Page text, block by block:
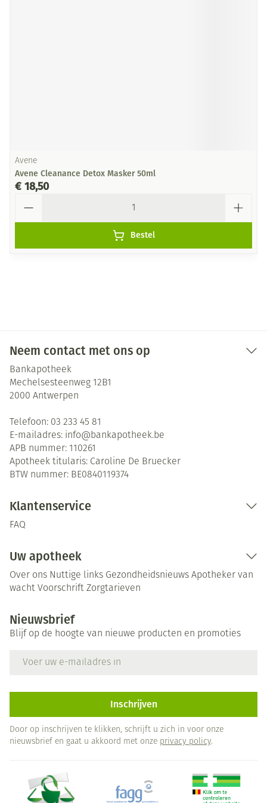
Avene
Avene Cleanance Detox Masker 50ml
€ 18,50
Bestel
Neem contact met ons op
Bankapotheek
Mechelsesteenweg 12B1
2000 Antwerpen
Telefoon: 03 233 45 81
E-mailadres: info@bankapotheek.be
APB nummer: 110261
Apotheek titularis: Caroline De Bruecker
BTW nummer: BE0840119374
Klantenservice
FAQ
Uw apotheek
Over ons Nuttige links Gezondheidsnieuws Apotheker van
wacht Voorschrift Zorgtarieven
Nieuwsbrief
Blijf op de hoogte van nieuwe producten en promoties
Inschrijven
Door op inschrijven te klikken, schrijft u zich in voor onze
nieuwsbrief en gaat u akkoord met onze privacy policy.